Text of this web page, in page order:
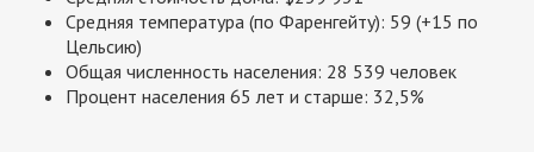
Средняя температура (по Фаренгейту): 59 (+15 по
Цельсию)
Общая численность населения: 28 539 человек
Процент населения 65 лет и старше: 32,5%